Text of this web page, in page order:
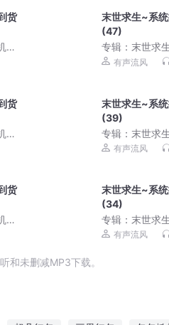
货
群
末世求生~系
(47)
专辑：末世求
已到货291
有声流风
货
群
末世求生~系
(39)
专辑：末世求
已到货291
有声流风
货
群
末世求生~系
(34)
专辑：末世求
已到货291
有声流风
和未删减MP3下载。